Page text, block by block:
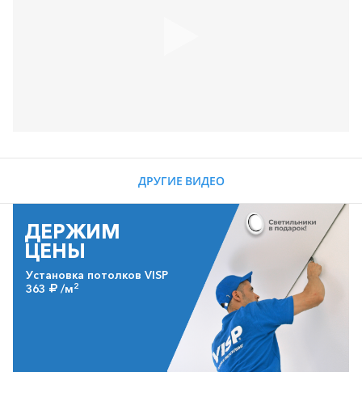
ДРУГИЕ ВИДЕО
ДЕРЖИМ
ЦЕНЫ
Установка потолков VISP
363
/м2